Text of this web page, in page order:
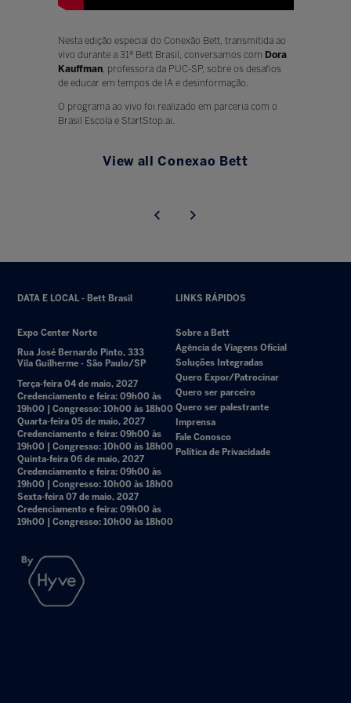
Nesta edição especial do Conexão Bett, transmitida ao
vivo durante a 31ª Bett Brasil, conversamos com Dora
Kauffman, professora da PUC-SP, sobre os desafios
de educar em tempos de IA e desinformação.
O programa ao vivo foi realizado em parceria com o
Brasil Escola e StartStop.ai.
View all Conexao Bett
DATA E LOCAL - Bett Brasil
Expo Center Norte
Rua José Bernardo Pinto, 333
Vila Guilherme - São Paulo/SP
Terça-feira 04 de maio, 2027
Credenciamento e feira: 09h00 às
19h00 | Congresso: 10h00 às 18h00
Quarta-feira 05 de maio, 2027
Credenciamento e feira: 09h00 às
19h00 | Congresso: 10h00 às 18h00
Quinta-feira 06 de maio, 2027
Credenciamento e feira: 09h00 às
19h00 | Congresso: 10h00 às 18h00
Sexta-feira 07 de maio, 2027
Credenciamento e feira: 09h00 às
19h00 | Congresso: 10h00 às 18h00
LINKS RÁPIDOS
Sobre a Bett
Agência de Viagens Oficial
Soluções Integradas
Quero Expor/Patrocinar
Quero ser parceiro
Quero ser palestrante
Imprensa
Fale Conosco
Política de Privacidade